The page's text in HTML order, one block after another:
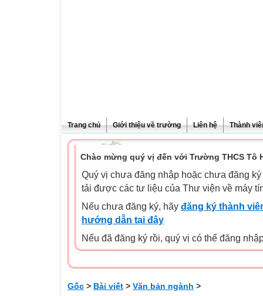
Trang chủ Giới thiệu về trường Liên hệ Thành
Chào mừng quý vị đến với Trường THCS Tô
Quý vị chưa đăng nhập hoặc chưa đăng
tải được các tư liệu của Thư viện về máy
Nếu chưa đăng ký, hãy đăng ký thành
hướng dẫn tại đây
Nếu đã đăng ký rồi, quý vị có thể đăng
Gốc > Bài viết > Văn bản ngành >